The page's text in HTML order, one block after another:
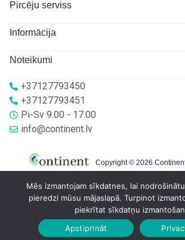
Pircēju serviss
Informācija
Noteikumi
+37127793450
+37127793451
Pi-Sv 9.00 - 17.00
info@continent.lv
Copyright © 2026
Sākumlapa Veikalā
Mēs izmantojam sīkdatnes, lai
pieredzi mūsu mājaslapā. Turpinot
piekrītat sīkdatņu
Apstiprināt